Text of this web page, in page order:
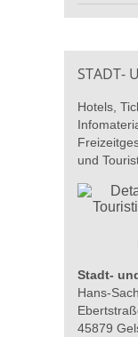
STADT-
Hotels,
und
Stadt-
Hans-
45879